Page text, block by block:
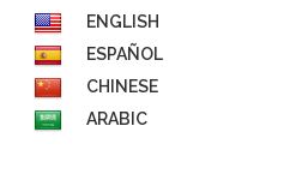
ENGLISH
ESPAÑOL
CHINESE
ARABIC